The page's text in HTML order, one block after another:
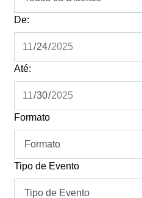
De:
Até:
Formato
Tipo de Evento